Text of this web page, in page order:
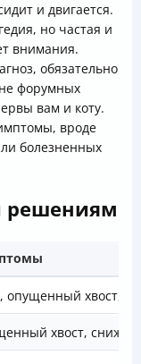
и двигается.
но частая и
внимания.
обязательно
форумных
вам и коту.
вроде
болезненных
решениям
опущенный хвост,
хвост,